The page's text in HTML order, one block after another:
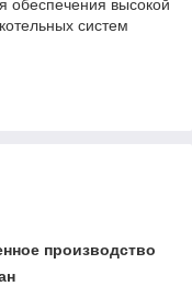
обеспечения высокой
систем
производство